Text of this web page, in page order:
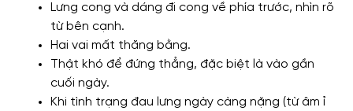
Lưng cong và dáng đi cong về phía trước, nhìn rõ
từ bên cạnh.
Hai vai mất thăng bằng.
Thật khó để đứng thẳng, đặc biệt là vào gần
cuối ngày.
Khi tình trạng đau lưng ngày càng nặng (từ âm ỉ